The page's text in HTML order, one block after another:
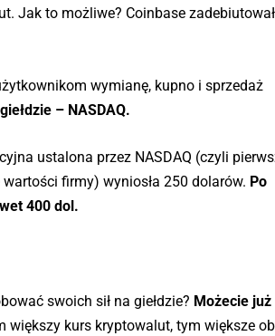
Jak to możliwe? Coinbase
wymianę, kupno i sprzedaż
– NASDAQ.
ustalona przez NASDAQ (czyli
firmy) wyniosła 250 dolarów. Po
400 dol.
swoich sił na giełdzie? Możecie już
większy kurs kryptowalut, tym większe